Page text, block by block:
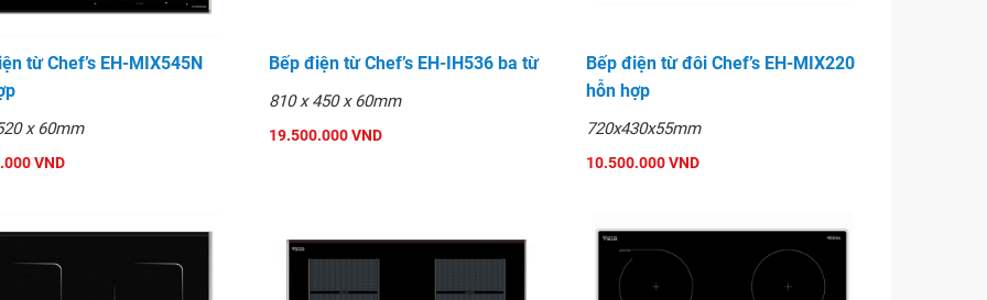
lên đến8000h
công nghệ của Đức
từ Chef’s EH-MIX545N
x 60mm
VND
Bếp điện từ Chef’s EH-IH536 ba từ
810 x 450 x 60mm
19.500.000 VND
Bếp điện từ đôi Chef’s EH-MIX220
hỗn hợp
720x430x55mm
10.500.000 VND